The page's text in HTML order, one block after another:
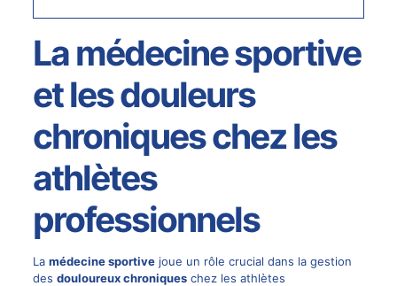
La médecine sportive
et les douleurs
chroniques chez les
athlètes
professionnels
La médecine sportivejoue un rôle crucial dans la gestion
des douloureux chroniqueschez les athlètes